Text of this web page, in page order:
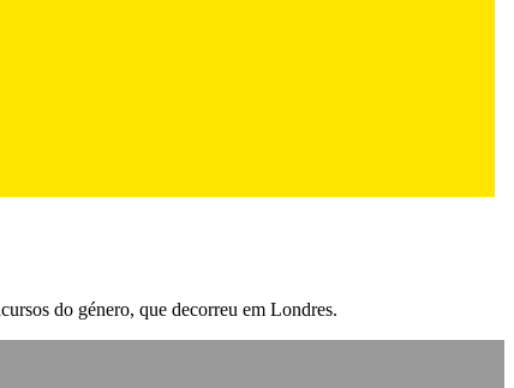
do género, que decorreu em Londres.